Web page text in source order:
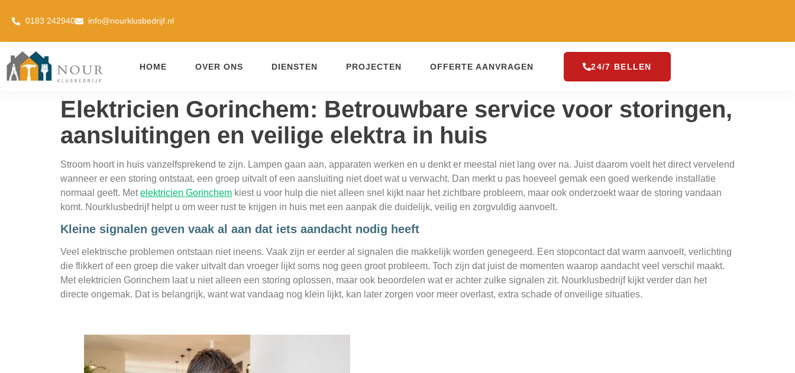
0183 242940 info@nourklusbedrijf.nl
HOME OVER ONS DIENSTEN PROJECTEN OFFERTE AANVRAGEN 24/7 BELLEN
Elektricien Gorinchem: Betrouwbare service voor storingen,
aansluitingen en veilige elektra in huis
Stroom hoort in huis vanzelfsprekend te zijn. Lampen gaan aan, apparaten werken en u denkt er meestal niet lang over na. Juist daarom voelt het direct vervelend
wanneer er een storing ontstaat, een groep uitvalt of een aansluiting niet doet wat u verwacht. Dan merkt u pas hoeveel gemak een goed werkende installatie
normaal geeft. Metelektricien Gorinchem kiest u voor hulp die niet alleen snel kijkt naar het zichtbare probleem, maar ook onderzoekt waar de storing vandaan
komt. Nourklusbedrijf helpt u om weer rust te krijgen in huis met een aanpak die duidelijk, veilig en zorgvuldig aanvoelt.
Kleine signalen geven vaak al aan dat iets aandacht nodig heeft
Veel elektrische problemen ontstaan niet ineens. Vaak zijn er eerder al signalen die makkelijk worden genegeerd. Een stopcontact dat warm aanvoelt, verlichting
die flikkert of een groep die vaker uitvalt dan vroeger lijkt soms nog geen groot probleem. Toch zijn dat juist de momenten waarop aandacht veel verschil maakt.
Met elektricien Gorinchem laat u niet alleen een storing oplossen, maar ook beoordelen wat er achter zulke signalen zit. Nourklusbedrijf kijkt verder dan het
directe ongemak. Dat is belangrijk, want wat vandaag nog klein lijkt, kan later zorgen voor meer overlast, extra schade of onveilige situaties.